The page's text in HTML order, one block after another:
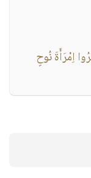
اِمْرَأَةَ نُوحٍ